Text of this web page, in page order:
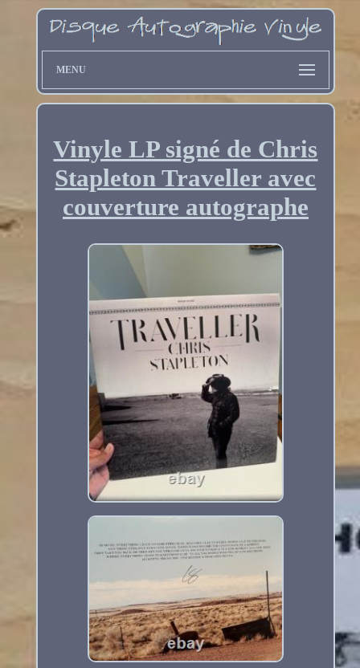
MENU
Vinyle LP signé de Chris
Stapleton Traveller avec
couverture autographe